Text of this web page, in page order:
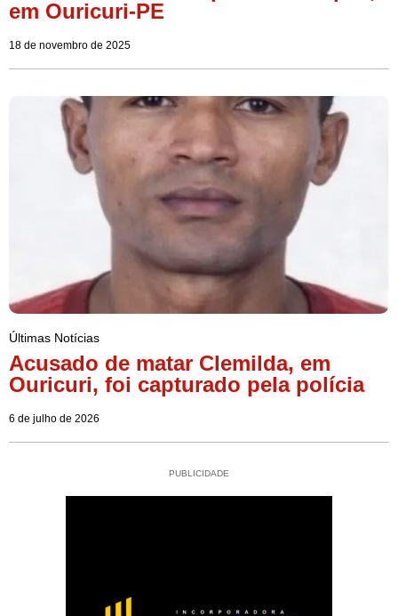
em Ouricuri-PE
18 de novembro de 2025
Últimas Notícias
Acusado de matar Clemilda, em
Ouricuri, foi capturado pela polícia
6 de julho de 2026
PUBLICIDADE